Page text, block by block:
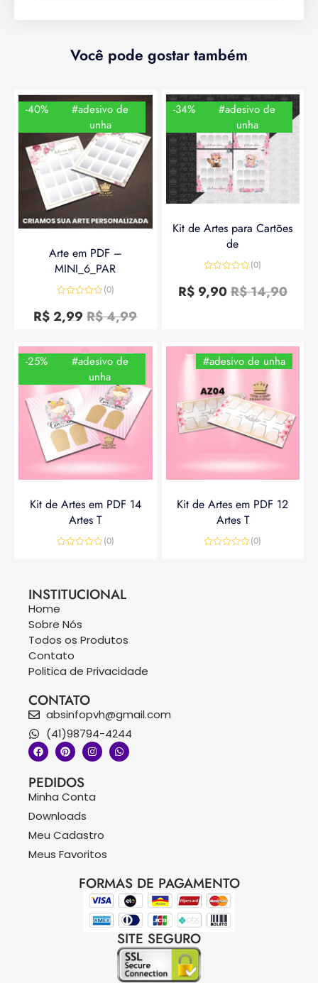
Você pode gostar também
-40%
#adesivo de
unha
Arte em PDF –
MINI_6_PAR
0
de
(0)
R$4,99
R$2,99
-34%
#adesivo de
unha
Kit de Artes para Cartões
de
0
de
(0)
R$14,90
R$9,90
-25%
#adesivo de
unha
Kit de Artes em PDF 14
Artes T
(0)
#adesivo de unha
Kit de Artes em PDF 12
Artes T
(0)
INSTITUCIONAL
Home
Sobre Nós
Todos os Produtos
Contato
Politica de Privacidade
CONTATO
absinfopvh@gmail.com
(41)98794-4244
PEDIDOS
Minha Conta
Downloads
Meu Cadastro
Meus Favoritos
FORMAS DE PAGAMENTO
SITE SEGURO